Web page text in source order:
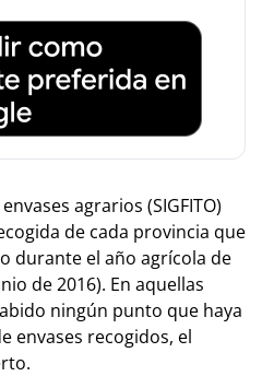
agrarios (SIGFITO)
de cada provincia que
durante el año agrícola de
de 2016). En aquellas
ningún punto que haya
envases recogidos, el